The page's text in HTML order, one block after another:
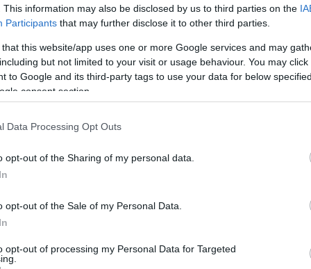
This information may also be disclosed by us to third parties on the
Participants that may further disclose it to other third parties.
that this website/app uses one or more Google services and may
but not limited to your visit or usage behaviour. You may
to Google and its third-party tags to use your data for below
consent section.
Data Processing Opt Outs
opt-out of the Sharing of my personal data.
opt-out of the Sale of my Personal Data.
opt-out of processing my Personal Data for Targeted
Οι επενδυτές αναμένουν
της Ελλάδας στις αγορές
ότι τα ελληνικά ομόλογα θα φτάσουν τα 8 δισ.
Μικρό καλάθι για ελληνική
αγορές τον Σεπτέμβριο
εκτιμούν ότι η Ελλάδα θα πρέπει να
4,5% με 5% για να προσελκύσει επενδυτές